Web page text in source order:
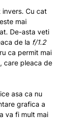
Cu cat
mai
De-asta veti
de la f/1.2
ca permit mai
care pleaca de
asa ca nu
grafica a
va fi mult mai